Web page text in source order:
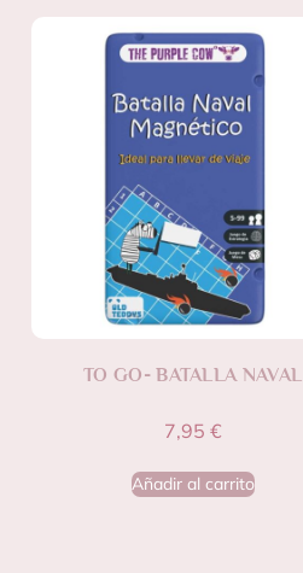
TO GO- BATALLA NAVAL
7,95 €
Añadir al carrito